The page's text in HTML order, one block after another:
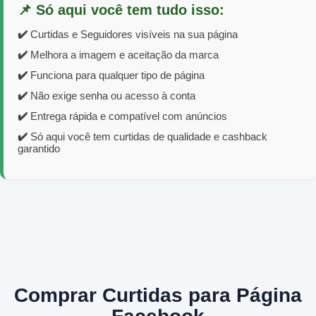
📌 Só aqui você tem tudo isso:
✔️ Curtidas e Seguidores visíveis na sua página
✔️ Melhora a imagem e aceitação da marca
✔️ Funciona para qualquer tipo de página
✔️ Não exige senha ou acesso à conta
✔️ Entrega rápida e compatível com anúncios
✔️ Só aqui você tem curtidas de qualidade e cashback
garantido
Comprar Curtidas para Página